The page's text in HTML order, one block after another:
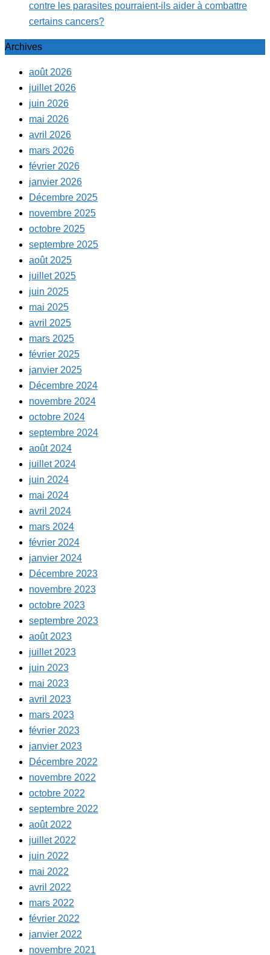
contre les parasites pourraient-ils aider à combattre
certains cancers?
Archives
août 2026
juillet 2026
juin 2026
mai 2026
avril 2026
mars 2026
février 2026
janvier 2026
Décembre 2025
novembre 2025
octobre 2025
septembre 2025
août 2025
juillet 2025
juin 2025
mai 2025
avril 2025
mars 2025
février 2025
janvier 2025
Décembre 2024
novembre 2024
octobre 2024
septembre 2024
août 2024
juillet 2024
juin 2024
mai 2024
avril 2024
mars 2024
février 2024
janvier 2024
Décembre 2023
novembre 2023
octobre 2023
septembre 2023
août 2023
juillet 2023
juin 2023
mai 2023
avril 2023
mars 2023
février 2023
janvier 2023
Décembre 2022
novembre 2022
octobre 2022
septembre 2022
août 2022
juillet 2022
juin 2022
mai 2022
avril 2022
mars 2022
février 2022
janvier 2022
novembre 2021